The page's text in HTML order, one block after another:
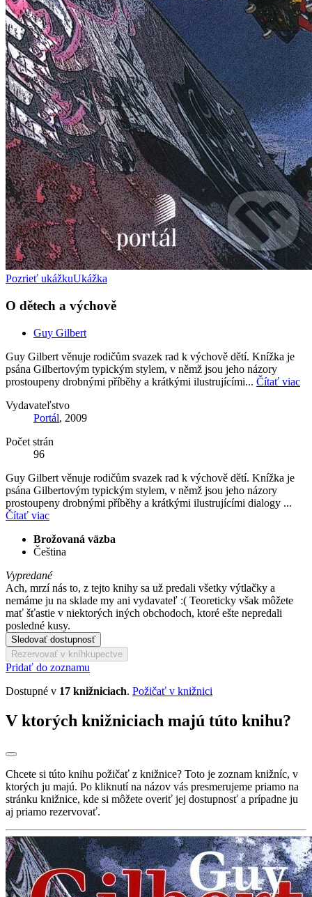
Pozrieť ukážkuUkážka
O dětech a výchově
Guy Gilbert
Guy Gilbert věnuje rodičům svazek rad k výchově dětí. Knížka je
psána Gilbertovým typickým stylem, v němž jsou jeho názory
prostoupeny drobnými příběhy a krátkými ilustrujícími... Čítať viac
Vydavateľstvo
Portál, 2009
Počet strán
96
Guy Gilbert věnuje rodičům svazek rad k výchově dětí. Knížka je
psána Gilbertovým typickým stylem, v němž jsou jeho názory
prostoupeny drobnými příběhy a krátkými ilustrujícími dialogy ...
Čítať viac
Brožovaná väzba
Čeština
Vypredané
Ach, mrzí nás to, z tejto knihy sa už predali všetky výtlačky a
nemáme ju na sklade my ani vydavateľ :( Teoreticky však môžete
mať šťastie v niektorých iných obchodoch, ktoré ešte nepredali
posledné kusy.
Sledovať dostupnosť
Rezervovať v kníhkupectve
Pridať do zoznamu
Dostupné v 17 knižniciach. Požičať v knižnici
V ktorých knižniciach majú túto knihu?
Chcete si túto knihu požičať z knižnice? Toto je zoznam knižníc, v
ktorých ju majú. Po kliknutí na názov vás presmerujeme priamo na
stránku knižnice, kde si môžete overiť jej dostupnosť a prípadne ju
aj priamo rezervovať.